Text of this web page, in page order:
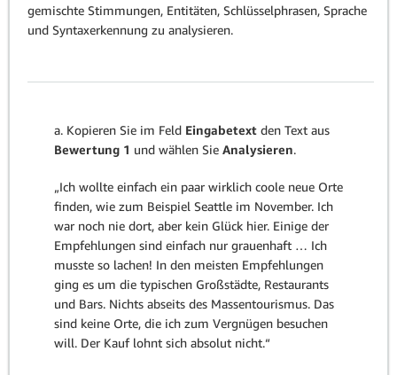
gemischte Stimmungen, Entitäten, Schlüsselphrasen, Sprache
und Syntaxerkennung zu analysieren.
a. Kopieren Sie im Feld Eingabetext den Text aus
Bewertung 1 und wählen Sie Analysieren.
„Ich wollte einfach ein paar wirklich coole neue Orte
finden, wie zum Beispiel Seattle im November. Ich
war noch nie dort, aber kein Glück hier. Einige der
Empfehlungen sind einfach nur grauenhaft … Ich
musste so lachen! In den meisten Empfehlungen
ging es um die typischen Großstädte, Restaurants
und Bars. Nichts abseits des Massentourismus. Das
sind keine Orte, die ich zum Vergnügen besuchen
will. Der Kauf lohnt sich absolut nicht.“